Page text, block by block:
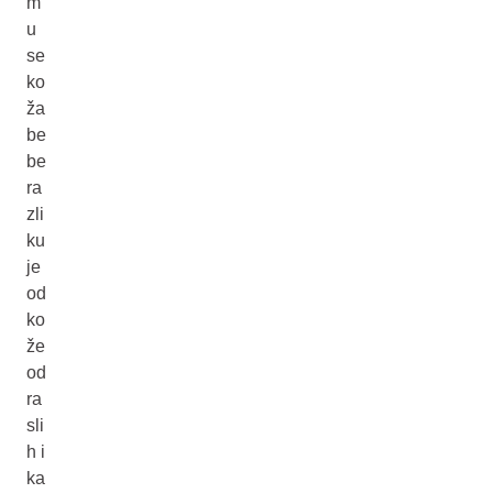
u
se
ko
ža
be
be
ra
zli
ku
je
od
ko
že
od
ra
sli
h i
ka